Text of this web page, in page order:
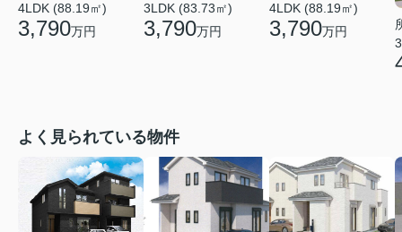
4LDK (88.19㎡)
3,790万円
3LDK (83.73㎡)
3,790万円
4LDK (88.19㎡)
3,790万円
よく見られている物件